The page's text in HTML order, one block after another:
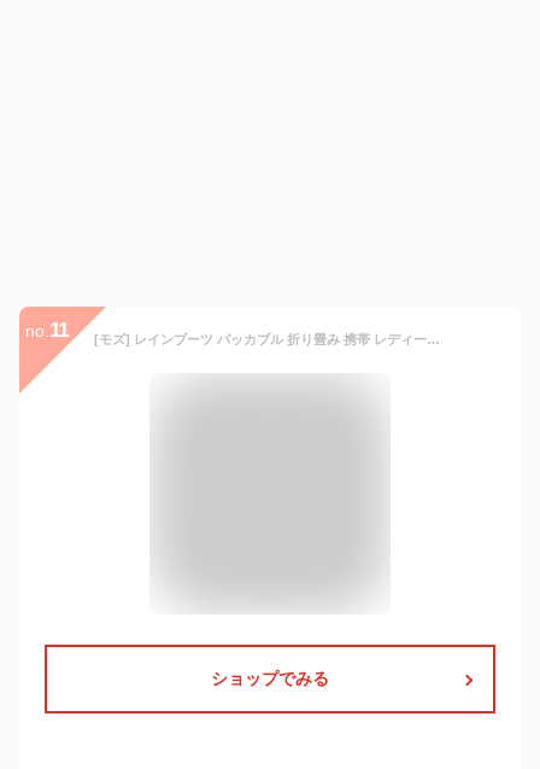
no. 11 [モズ] レインブーツ パッカブル 折り畳み 携帯 レディース シューズバッグ＆オリジナルインソール付き ブラック 23cm
ショップでみる